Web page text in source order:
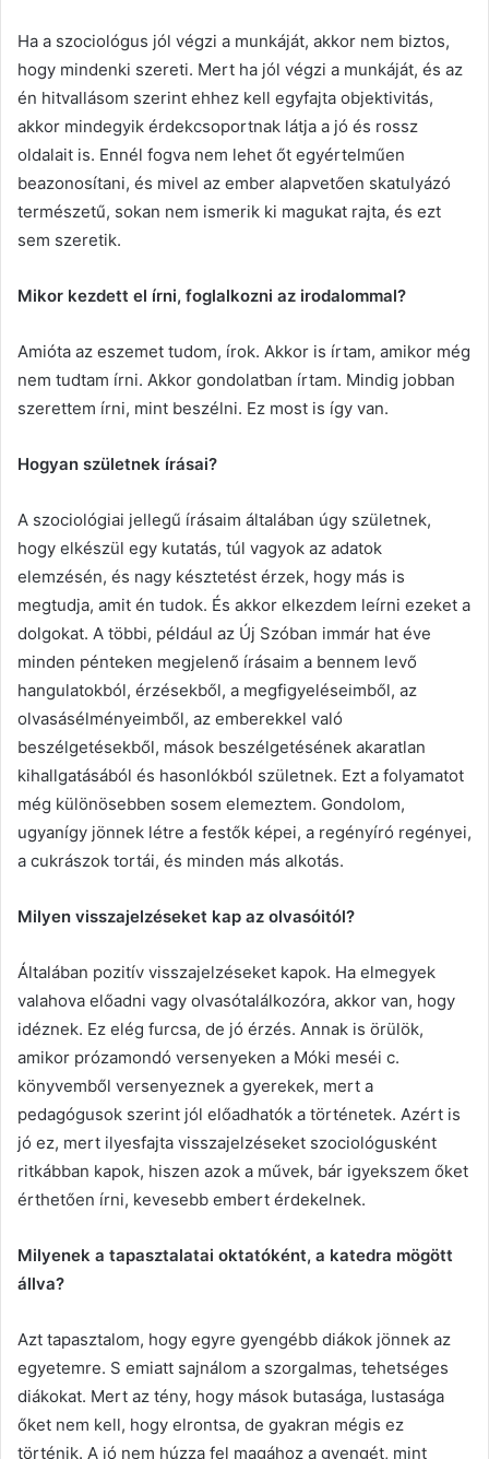
Ha a szociológus jól végzi a munkáját, akkor nem biztos,
hogy mindenki szereti. Mert ha jól végzi a munkáját, és az
én hitvallásom szerint ehhez kell egyfajta objektivitás,
akkor mindegyik érdekcsoportnak látja a jó és rossz
oldalait is. Ennél fogva nem lehet őt egyértelműen
beazonosítani, és mivel az ember alapvetően skatulyázó
természetű, sokan nem ismerik ki magukat rajta, és ezt
sem szeretik.
Mikor kezdett el írni, foglalkozni az irodalommal?
Amióta az eszemet tudom, írok. Akkor is írtam, amikor még
nem tudtam írni. Akkor gondolatban írtam. Mindig jobban
szerettem írni, mint beszélni. Ez most is így van.
Hogyan születnek írásai?
A szociológiai jellegű írásaim általában úgy születnek,
hogy elkészül egy kutatás, túl vagyok az adatok
elemzésén, és nagy késztetést érzek, hogy más is
megtudja, amit én tudok. És akkor elkezdem leírni ezeket a
dolgokat. A többi, például az Új Szóban immár hat éve
minden pénteken megjelenő írásaim a bennem levő
hangulatokból, érzésekből, a megfigyeléseimből, az
olvasásélményeimből, az emberekkel való
beszélgetésekből, mások beszélgetésének akaratlan
kihallgatásából és hasonlókból születnek. Ezt a folyamatot
még különösebben sosem elemeztem. Gondolom,
ugyanígy jönnek létre a festők képei, a regényíró regényei,
a cukrászok tortái, és minden más alkotás.
Milyen visszajelzéseket kap az olvasóitól?
Általában pozitív visszajelzéseket kapok. Ha elmegyek
valahova előadni vagy olvasótalálkozóra, akkor van, hogy
idéznek. Ez elég furcsa, de jó érzés. Annak is örülök,
amikor prózamondó versenyeken a Móki meséi c.
könyvemből versenyeznek a gyerekek, mert a
pedagógusok szerint jól előadhatók a történetek. Azért is
jó ez, mert ilyesfajta visszajelzéseket szociológusként
ritkábban kapok, hiszen azok a művek, bár igyekszem őket
érthetően írni, kevesebb embert érdekelnek.
Milyenek a tapasztalatai oktatóként, a katedra mögött
állva?
Azt tapasztalom, hogy egyre gyengébb diákok jönnek az
egyetemre. S emiatt sajnálom a szorgalmas, tehetséges
diákokat. Mert az tény, hogy mások butasága, lustasága
őket nem kell, hogy elrontsa, de gyakran mégis ez
történik. A jó nem húzza fel magához a gyengét, mint